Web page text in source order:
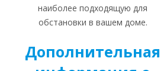
наиболее подходящую для
обстановки в вашем доме.
Дополнительная